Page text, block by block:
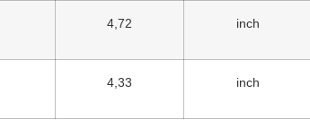
4,72 inch
4,33 inch